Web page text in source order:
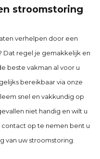
stroomstoring
verhelpen door een
Dat regel je gemakkelijk en
beste vakman al voor u
bereikbaar via onze
snel en vakkundig op
niet handig en wilt u
contact op te nemen bent u
van uw stroomstoring.